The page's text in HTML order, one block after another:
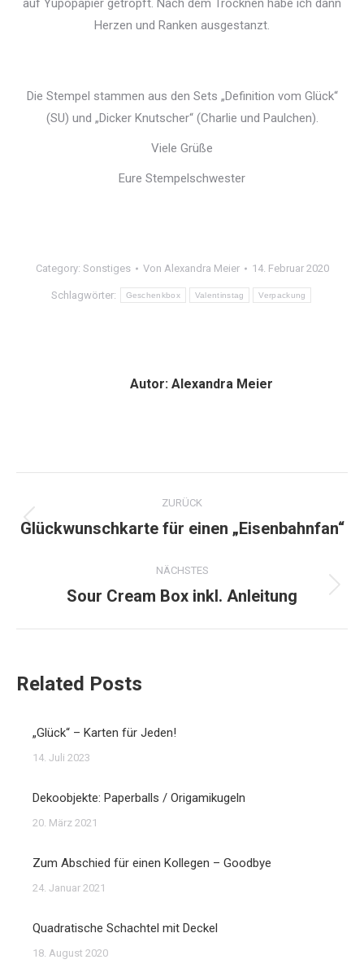
auf Yupopapier getropft. Nach dem Trocknen habe ich dann
Herzen und Ranken ausgestanzt.
Die Stempel stammen aus den Sets „Definition vom Glück“
(SU) und „Dicker Knutscher“ (Charlie und Paulchen).
Viele Grüße
Eure Stempelschwester
Category: Sonstiges Von Alexandra Meier 14. Februar 2020
Schlagwörter: Geschenkbox Valentinstag Verpackung
Autor: Alexandra Meier
Kommentarnavigation
ZURÜCK
Vorheriger
Glückwunschkarte für einen „Eisenbahnfan“
NÄCHSTES
Nächster
Sour Cream Box inkl. Anleitung
Related Posts
„Glück“ – Karten für Jeden!
14. Juli 2023
Dekoobjekte: Paperballs / Origamikugeln
20. März 2021
Zum Abschied für einen Kollegen – Goodbye
24. Januar 2021
Quadratische Schachtel mit Deckel
18. August 2020